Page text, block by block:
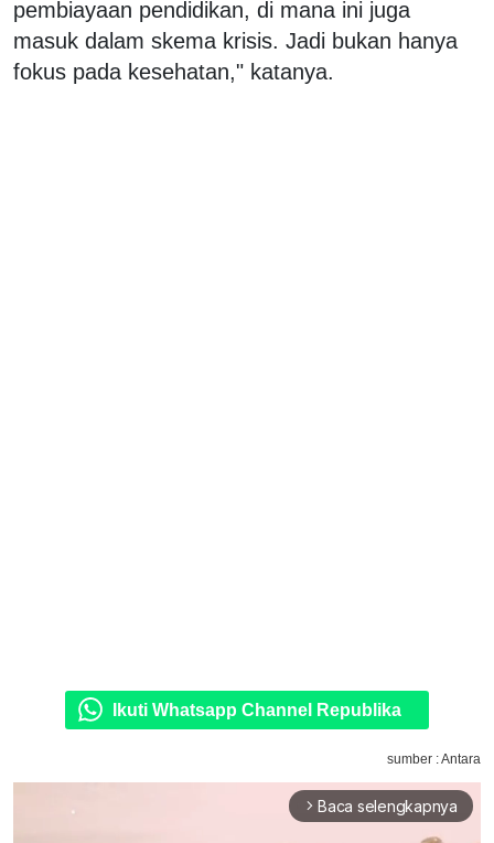
pembiayaan pendidikan, di mana ini juga
masuk dalam skema krisis. Jadi bukan hanya
fokus pada kesehatan," katanya.
Ikuti Whatsapp Channel Republika
sumber : Antara
arrow_forward_ios Baca selengkapnya